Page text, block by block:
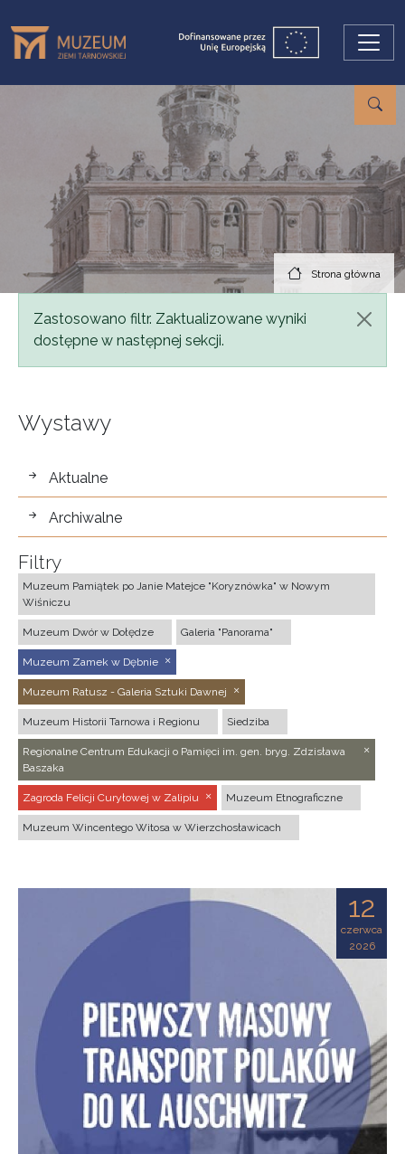
Strona główna
Komunikat
Zastosowano filtr. Zaktualizowane wyniki
dostępne w następnej sekcji.
Wystawy
wystawy
Aktualne
Archiwalne
Filtry
Muzeum Pamiątek po Janie Matejce "Koryznówka" w Nowym
Wiśniczu
Muzeum Dwór w Dołędze Galeria "Panorama"
Muzeum Zamek w Dębnie
Muzeum Ratusz - Galeria Sztuki Dawnej
Muzeum Historii Tarnowa i Regionu Siedziba
Regionalne Centrum Edukacji o Pamięci im. gen. bryg. Zdzisława
Baszaka
Zagroda Felicji Curyłowej w Zalipiu Muzeum Etnograficzne
Muzeum Wincentego Witosa w Wierzchosławicach
12
czerwca
2026